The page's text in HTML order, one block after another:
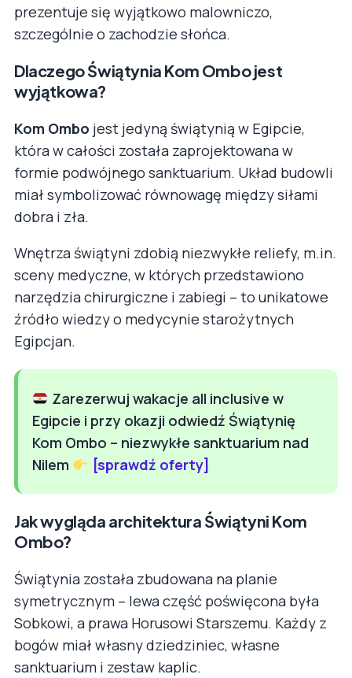
prezentuje się wyjątkowo malowniczo,
szczególnie o zachodzie słońca.
Dlaczego Świątynia Kom Ombo jest
wyjątkowa?
Kom Ombo jest jedyną świątynią w Egipcie,
która w całości została zaprojektowana w
formie podwójnego sanktuarium. Układ budowli
miał symbolizować równowagę między siłami
dobra i zła.
Wnętrza świątyni zdobią niezwykłe reliefy, m.in.
sceny medyczne, w których przedstawiono
narzędzia chirurgiczne i zabiegi – to unikatowe
źródło wiedzy o medycynie starożytnych
Egipcjan.
Zarezerwuj wakacje all inclusive w
Egipcie i przy okazji odwiedź Świątynię
Kom Ombo – niezwykłe sanktuarium nad
Nilem
[sprawdź oferty]
Jak wygląda architektura Świątyni Kom
Ombo?
Świątynia została zbudowana na planie
symetrycznym – lewa część poświęcona była
Sobkowi, a prawa Horusowi Starszemu. Każdy z
bogów miał własny dziedziniec, własne
sanktuarium i zestaw kaplic.